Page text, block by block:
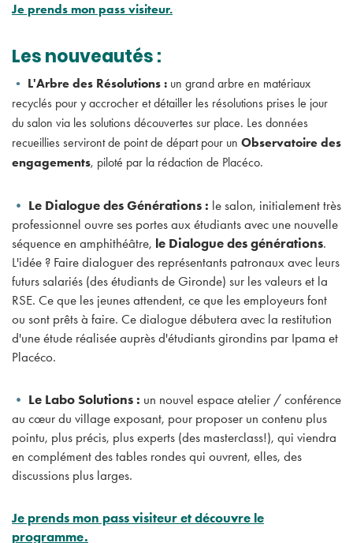
Je prends mon pass visiteur.
Les nouveautés :
• L'Arbre des Résolutions : un grand arbre en matériaux
recyclés pour y accrocher et détailler les résolutions prises le jour
du salon via les solutions découvertes sur place. Les données
recueillies serviront de point de départ pour un Observatoire des
engagements, piloté par la rédaction de Placéco.
• Le Dialogue des Générations : le salon, initialement très
professionnel ouvre ses portes aux étudiants avec une nouvelle
séquence en amphithéâtre, le Dialogue des générations.
L'idée ? Faire dialoguer des représentants patronaux avec leurs
futurs salariés (des étudiants de Gironde) sur les valeurs et la
RSE. Ce que les jeunes attendent, ce que les employeurs font
ou sont prêts à faire. Ce dialogue débutera avec la restitution
d'une étude réalisée auprès d'étudiants girondins par Ipama et
Placéco.
• Le Labo Solutions : un nouvel espace atelier / conférence
au cœur du village exposant, pour proposer un contenu plus
pointu, plus précis, plus experts (des masterclass!), qui viendra
en complément des tables rondes qui ouvrent, elles, des
discussions plus larges.
Je prends mon pass visiteur et découvre le
programme.